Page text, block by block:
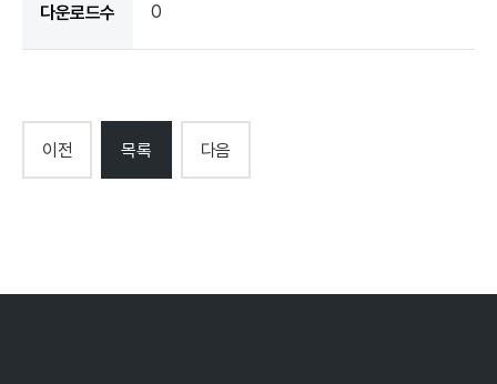
다운로드수 0
이전 목록 다음